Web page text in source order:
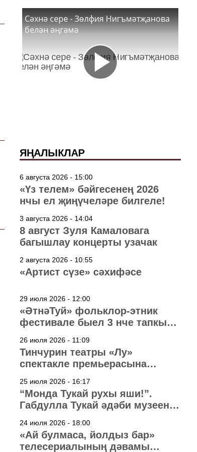
Сәхнә сере - Зөлфия Нигъмәтҗанова
белән әңгәмә
ЯҢАЛЫКЛАР
6 августа 2026 - 15:00
«Үз телем» бәйгесенең 2026
нчы ел җиңүчеләре билгеле!
3 августа 2026 - 14:04
8 август Зуля Камаловага
багышлау концерты узачак
2 августа 2026 - 10:55
«Артист сүзе» сәхифәсе
29 июля 2026 - 12:00
«ӘтнәТуй» фольклор-этник
фестивале быел 3 нче тапкыр
26 июля 2026 - 11:09
Тинчурин театры «Лу»
спектакле премьерасына
25 июля 2026 - 16:17
“Монда Тукай рухы яши!”.
Габдулла Тукай әдәби музеена
24 июля 2026 - 18:00
«Ай булмаса, йолдыз бар»
телесериалының дәвамы